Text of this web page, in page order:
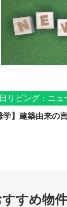
リビング：ニ
学】建築由来の
すすめ物件